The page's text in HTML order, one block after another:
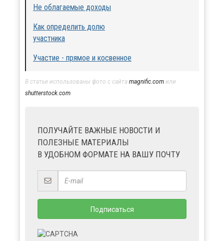
Не облагаемые доходы
Как определить долю
участника
Участие - прямое и косвенное
В статье использованы фото с сайта magnific.com или
shutterstock.com
ПОЛУЧАЙТЕ ВАЖНЫЕ НОВОСТИ И
ПОЛЕЗНЫЕ МАТЕРИАЛЫ
В УДОБНОМ ФОРМАТЕ НА ВАШУ ПОЧТУ